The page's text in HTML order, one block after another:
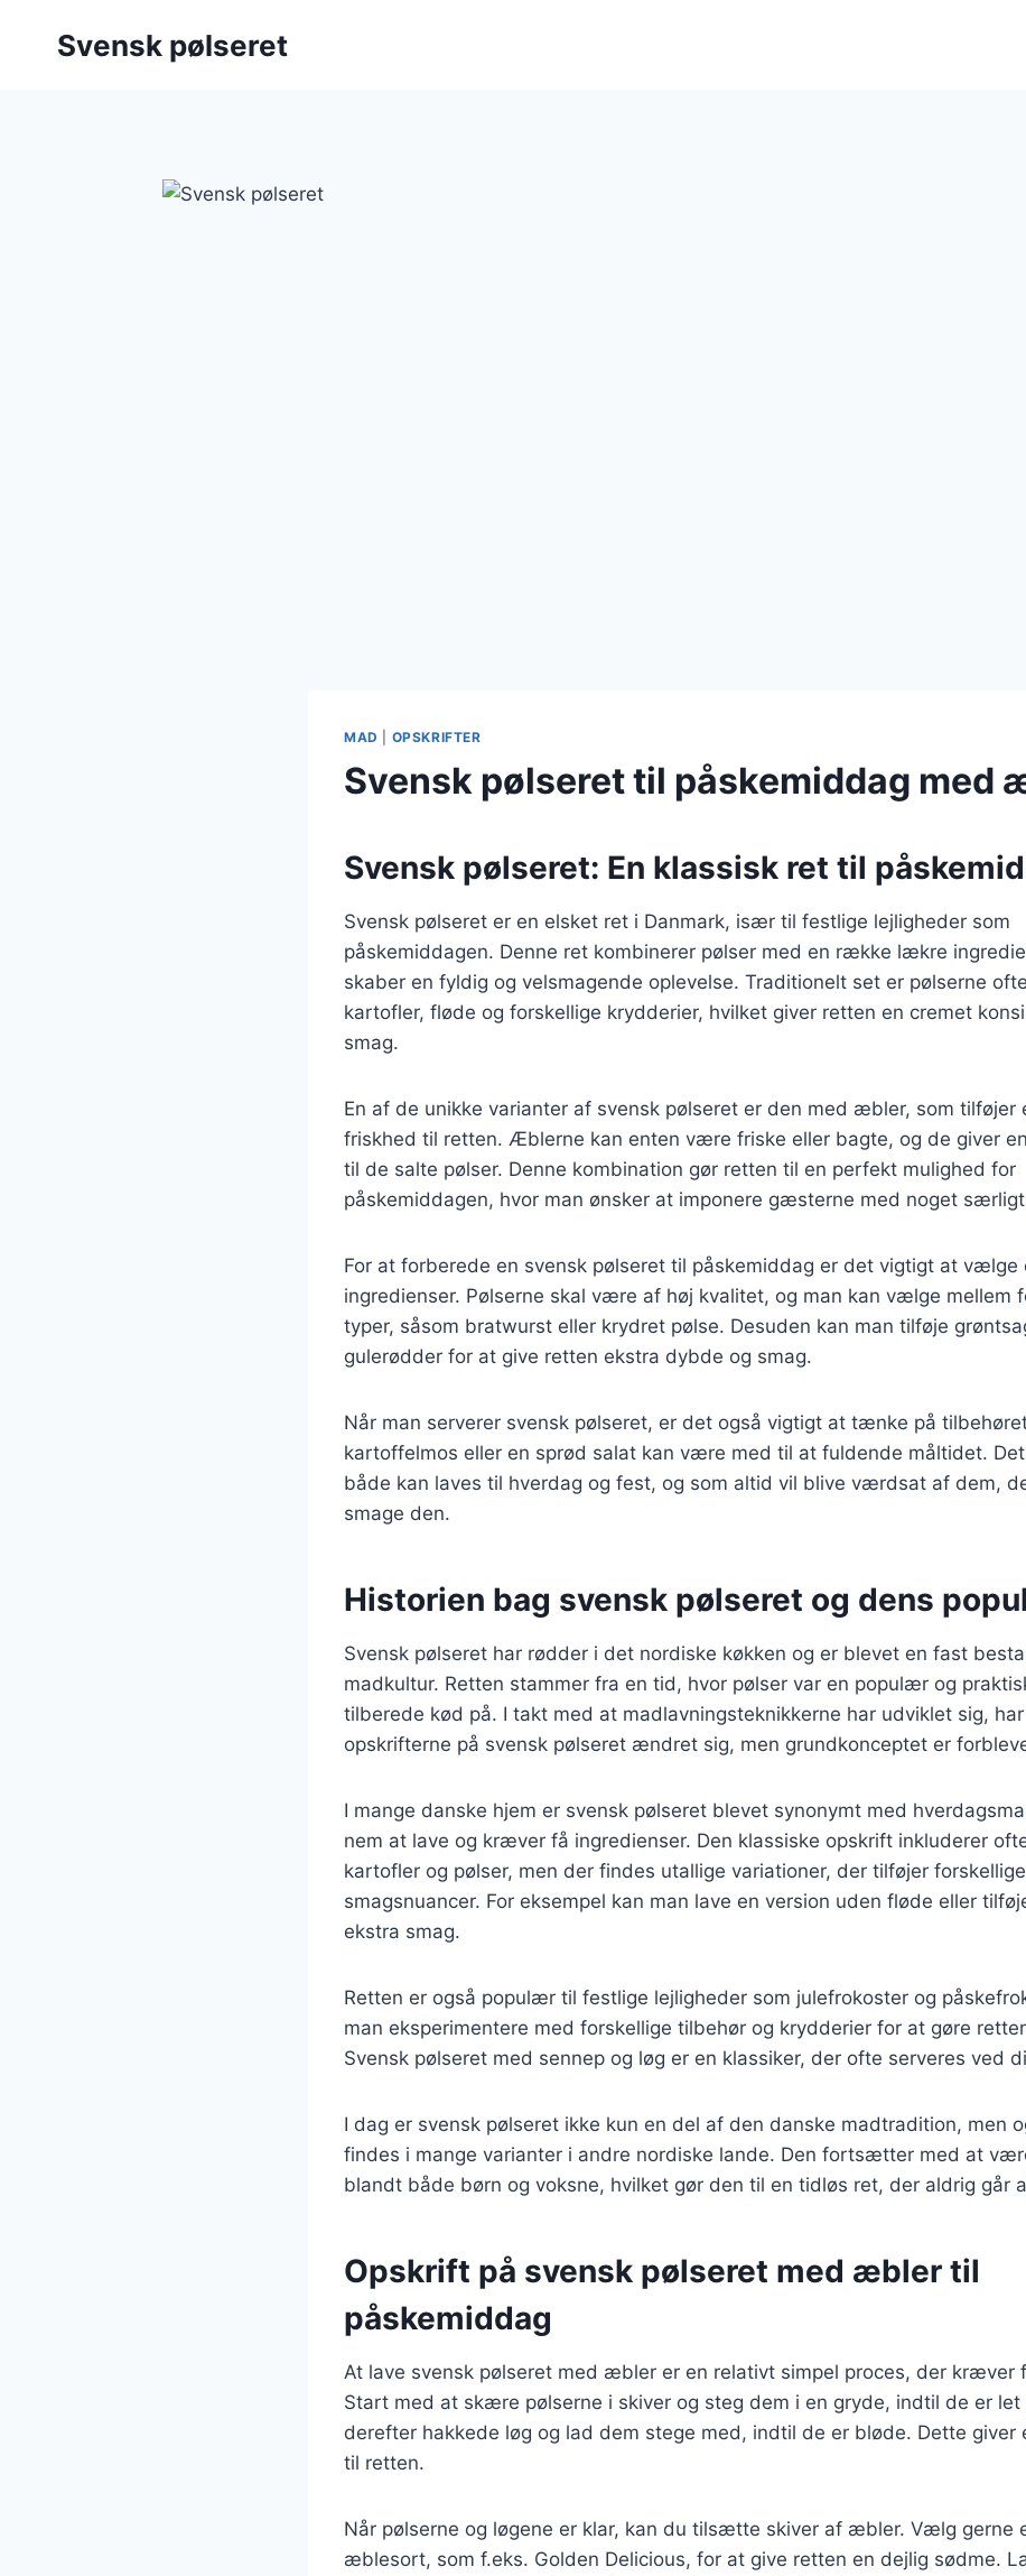
Svensk pølseret
MAD OPSKRIFTER
Svensk pølseret til påskemiddag med
Svensk pølseret: En klassisk ret til
Svensk pølseret er en elsket ret i Danmark, især til festlige lejligheder som
påskemiddagen. Denne ret kombinerer pølser med en række lækre
skaber en fyldig og velsmagende oplevelse. Traditionelt set er pølserne
kartofler, fløde og forskellige krydderier, hvilket giver retten en cremet
smag.
En af de unikke varianter af svensk pølseret er den med æbler, som tilføjer
friskhed til retten. Æblerne kan enten være friske eller bagte, og de giver
til de salte pølser. Denne kombination gør retten til en perfekt mulighed for
påskemiddagen, hvor man ønsker at imponere gæsterne med noget
For at forberede en svensk pølseret til påskemiddag er det vigtigt at vælge
ingredienser. Pølserne skal være af høj kvalitet, og man kan vælge mellem
typer, såsom bratwurst eller krydret pølse. Desuden kan man tilføje
gulerødder for at give retten ekstra dybde og smag.
Når man serverer svensk pølseret, er det også vigtigt at tænke på
kartoffelmos eller en sprød salat kan være med til at fuldende måltidet.
både kan laves til hverdag og fest, og som altid vil blive værdsat af dem,
smage den.
Historien bag svensk pølseret og dens
Svensk pølseret har rødder i det nordiske køkken og er blevet en fast
madkultur. Retten stammer fra en tid, hvor pølser var en populær og
tilberede kød på. I takt med at madlavningsteknikkerne har udviklet sig,
opskrifterne på svensk pølseret ændret sig, men grundkonceptet er
I mange danske hjem er svensk pølseret blevet synonymt med
nem at lave og kræver få ingredienser. Den klassiske opskrift inkluderer
kartofler og pølser, men der findes utallige variationer, der tilføjer forskellige
smagsnuancer. For eksempel kan man lave en version uden fløde eller
ekstra smag.
Retten er også populær til festlige lejligheder som julefrokoster og
man eksperimentere med forskellige tilbehør og krydderier for at gøre
Svensk pølseret med sennep og løg er en klassiker, der ofte serveres ved
I dag er svensk pølseret ikke kun en del af den danske madtradition, men
findes i mange varianter i andre nordiske lande. Den fortsætter med at
blandt både børn og voksne, hvilket gør den til en tidløs ret, der aldrig går
Opskrift på svensk pølseret med æbler til
påskemiddag
At lave svensk pølseret med æbler er en relativt simpel proces, der kræver
Start med at skære pølserne i skiver og steg dem i en gryde, indtil de er
derefter hakkede løg og lad dem stege med, indtil de er bløde. Dette giver
til retten.
Når pølserne og løgene er klar, kan du tilsætte skiver af æbler. Vælg gerne
æblesort, som f.eks. Golden Delicious, for at give retten en dejlig sødme.